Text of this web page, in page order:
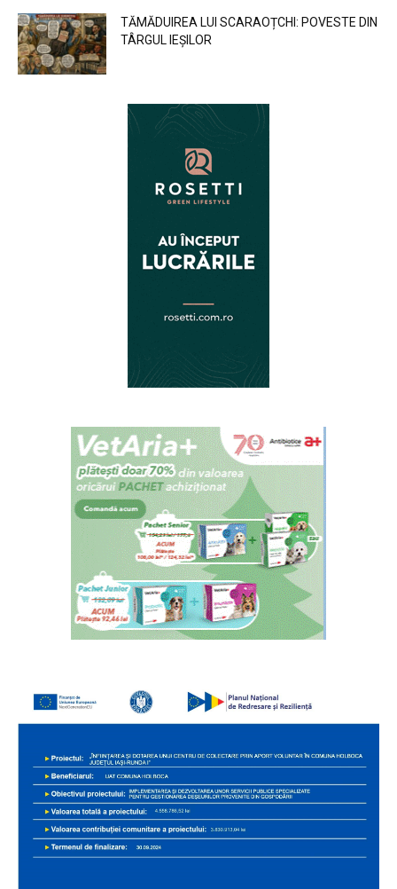
TĂMĂDUIREA LUI SCARAOȚCHI: POVESTE DIN
TÂRGUL IEȘILOR